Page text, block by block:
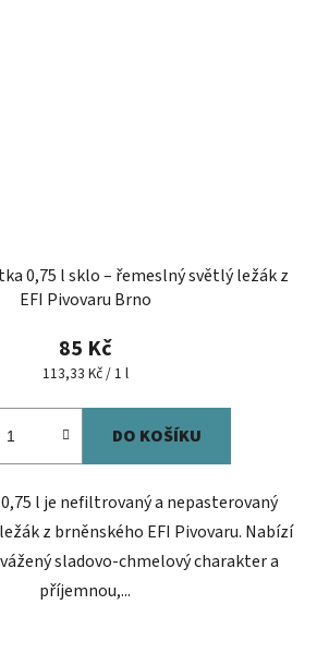
0,75 l sklo – řemeslný světlý ležák z
EFI Pivovaru Brno
85 Kč
Měrná
113,33 Kč / 1 l
DO KOŠÍKU
l je nefiltrovaný a nepasterovaný
z brněnského EFI Pivovaru. Nabízí
sladovo-chmelový charakter a
příjemnou,...